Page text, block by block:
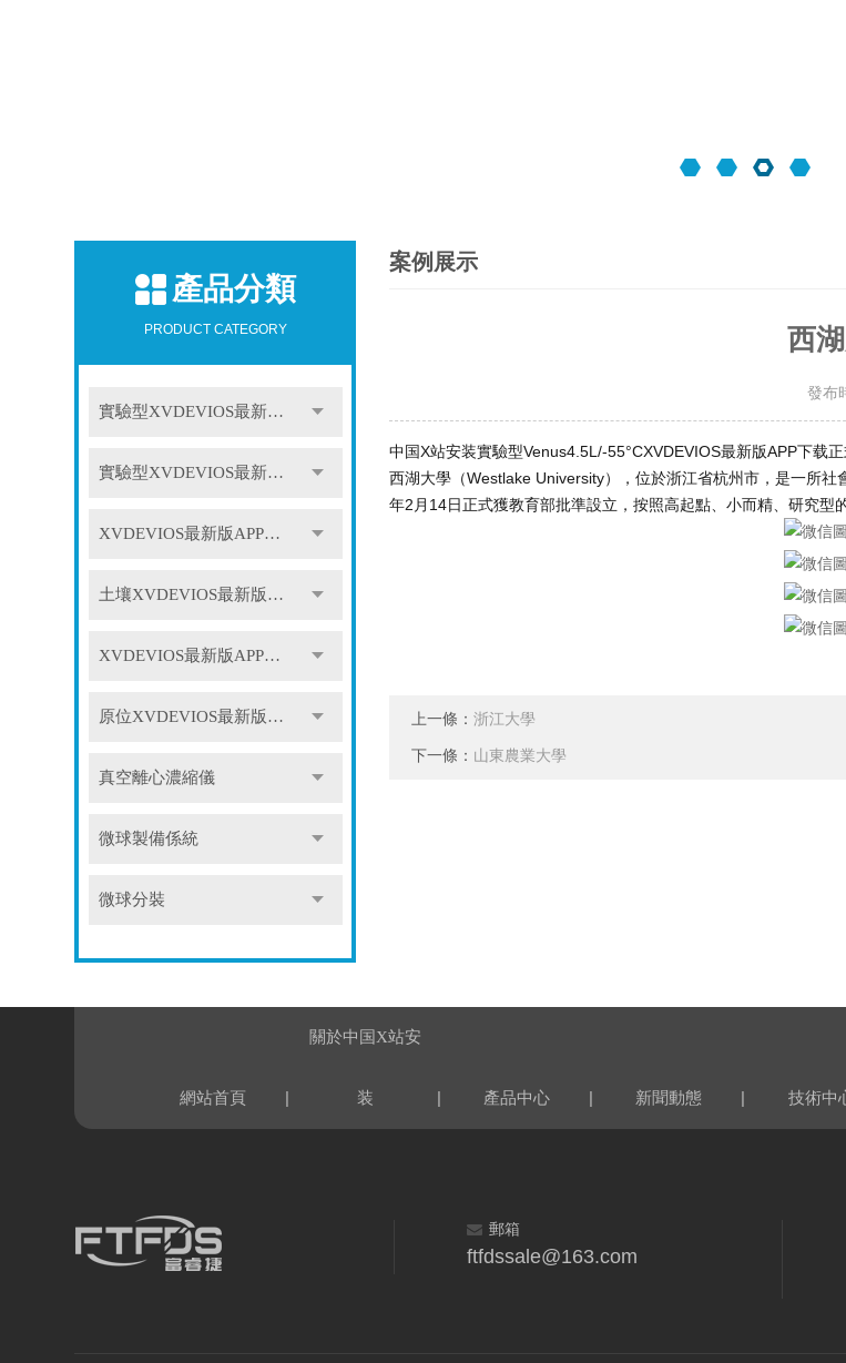
產品分類
PRODUCT CATEGORY
實驗型XVDEVIOS最新版APP下载-55℃係列
實驗型XVDEVIOS最新版APP下载-90℃係列
XVDEVIOS最新版APP下载高校版GX係列
土壤XVDEVIOS最新版APP下载
XVDEVIOS最新版APP下载配件
原位XVDEVIOS最新版APP下载
真空離心濃縮儀
微球製備係統
微球分裝
案例展示
西
發布時
中国X站安装實驗型Venus4.5L/-55°CXVDEVIOS最新版APP下载正
西湖大學（Westlake University），位於浙江省杭州市，是一所社
年2月14日正式獲教育部批準設立，按照高起點、小而精、研
上一條：浙江大學
下一條： 山東農業大學
網站首頁 |
關於中国X站安
装 | 產品中心 | 新聞動態 | 技術中
郵箱
ftfdssale@163.com